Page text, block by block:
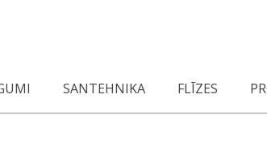
SANTEHNIKA FLĪZES